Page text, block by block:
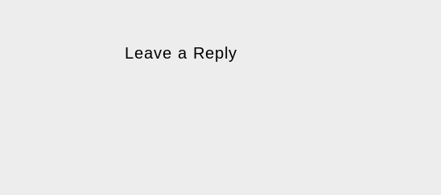
Leave a Reply